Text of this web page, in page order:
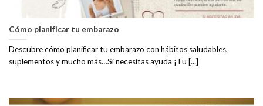
Cómo planificar tu embarazo
Descubre cómo planificar tu embarazo con hábitos saludables,
suplementos y mucho más…Si necesitas ayuda ¡Tu [...]